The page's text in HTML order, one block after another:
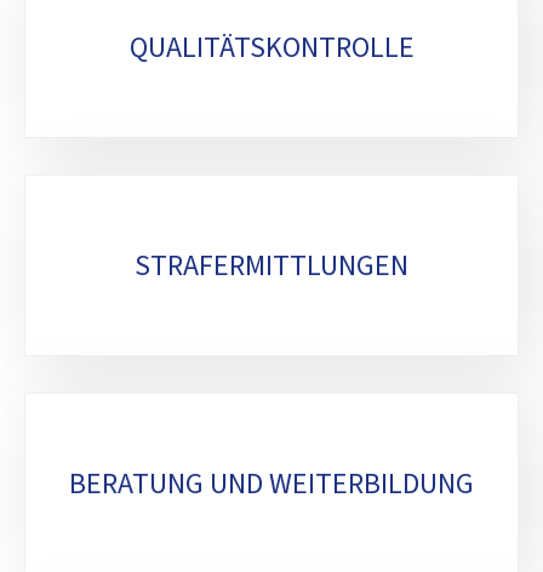
QUALITÄTSKONTROLLE
STRAFERMITTLUNGEN
BERATUNG UND WEITERBILDUNG